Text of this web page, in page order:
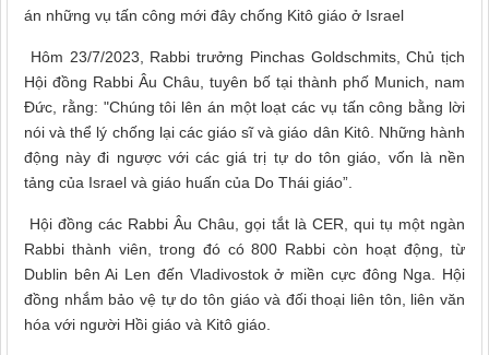
án những vụ tấn công mới đây chống Kitô giáo ở Israel
Hôm 23/7/2023, Rabbi trưởng Pinchas Goldschmits, Chủ tịch
Hội đồng Rabbi Âu Châu, tuyên bố tại thành phố Munich, nam
Đức, rằng: "Chúng tôi lên án một loạt các vụ tấn công bằng lời
nói và thể lý chống lại các giáo sĩ và giáo dân Kitô. Những hành
động này đi ngược với các giá trị tự do tôn giáo, vốn là nền
tảng của Israel và giáo huấn của Do Thái giáo”.
Hội đồng các Rabbi Âu Châu, gọi tắt là CER, qui tụ một ngàn
Rabbi thành viên, trong đó có 800 Rabbi còn hoạt động, từ
Dublin bên Ai Len đến Vladivostok ở miền cực đông Nga. Hội
đồng nhắm bảo vệ tự do tôn giáo và đối thoại liên tôn, liên văn
hóa với người Hồi giáo và Kitô giáo.